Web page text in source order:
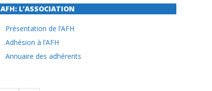
AFH: L’ASSOCIATION
Présentation de l’AFH
Adhésion à l’AFH
Annuaire des adhérents